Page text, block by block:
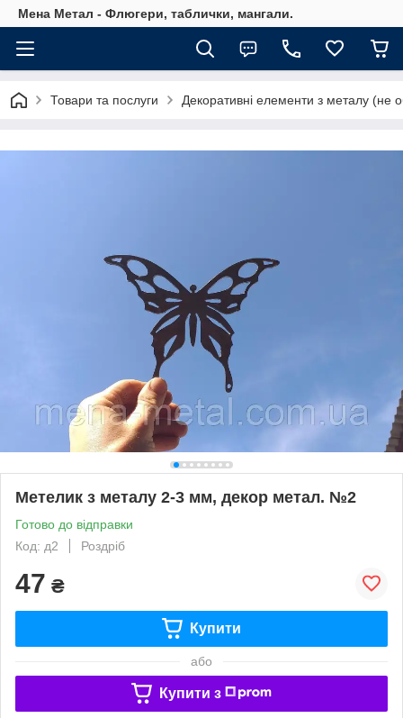
Мена Метал - Флюгери, таблички, мангали.
Товари та послуги Декоративні елементи з металу (не
Метелик з металу 2-3 мм, декор метал. №2
Готово до відправки
Код: д2
Роздріб
47 ₴
Купити
або
Купити з